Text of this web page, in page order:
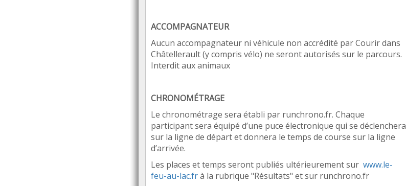
ACCOMPAGNATEUR
Aucun accompagnateur ni véhicule non accrédité par Courir dans
Châtellerault (y compris vélo) ne seront autorisés sur le parcours.
Interdit aux animaux
CHRONOMÉTRAGE
Le chronométrage sera établi par runchrono.fr. Chaque
participant sera équipé d’une puce électronique qui se déclenchera
sur la ligne de départ et donnera le temps de course sur la ligne
d’arrivée.
Les places et temps seront publiés ultérieurement sur www.le-
feu-au-lac.frà la rubrique "Résultats" et sur runchrono.fr